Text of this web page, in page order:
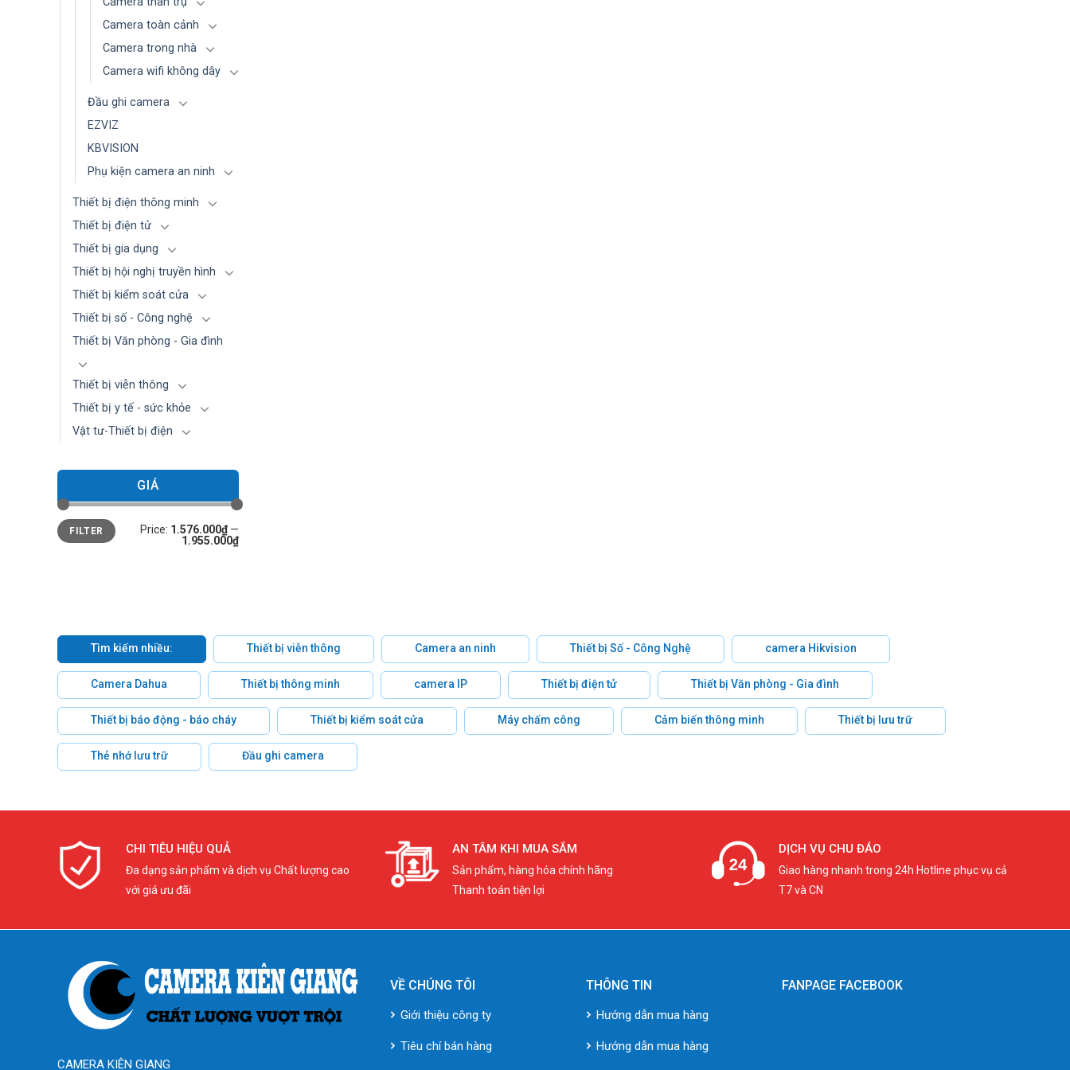
Camera toàn cảnh
Camera trong nhà
Camera wifi không dây
Đầu ghi camera
EZVIZ
KBVISION
Phụ kiện camera an ninh
Thiết bị điện thông minh
Thiết bị điện tử
Thiết bị gia dụng
Thiết bị hội nghị truyền hình
Thiết bị kiểm soát cửa
Thiết bị số - Công nghệ
Thiết bị Văn phòng - Gia đình
Thiết bị viễn thông
Thiết bị y tế - sức khỏe
Vật tư-Thiết bị điện
GIÁ
Min
price
Max
priceFILTER Price: 1.576.000₫ —
1.955.000₫
Tìm kiếm nhiều: Thiết bị viễn thông Camera an ninh Thiết bị Số - Công Nghệ camera Hikvision
Camera Dahua Thiết bị thông minh camera IP Thiết bị điện tử Thiết bị Văn phòng - Gia đình
Thiết bị báo động - báo cháy Thiết bị kiểm soát cửa Máy chấm công Cảm biến thông minh Thiết bị lưu trữ
Thẻ nhớ lưu trữ Đầu ghi camera
CHI TIÊU HIỆU QUẢ
Đa dạng sản phẩm và dịch vụ Chất lượng cao
với giá ưu đãi
AN TÂM KHI MUA SẮM
Sản phẩm, hàng hóa chính hãng
Thanh toán tiện lợi
DỊCH VỤ CHU ĐÁO
Giao hàng nhanh trong 24h Hotline phục vụ cả
T7 và CN
CAMERA KIÊN GIANG
VỀ CHÚNG TÔI
Giới thiệu công ty
Tiêu chí bán hàng
THÔNG TIN
Hướng dẫn mua hàng
Hướng dẫn mua hàng
FANPAGE FACEBOOK